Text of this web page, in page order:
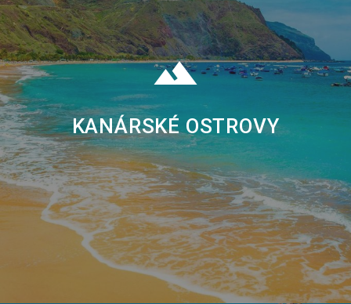
KANÁRSKÉ OSTROVY